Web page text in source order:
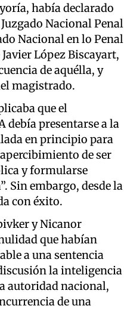
había declarado
Nacional Penal
Nacional en lo Penal
López Biscayart,
de aquélla, y
magistrado.
que el
debía presentarse a la
en principio para
de ser
y formularse
Sin embargo, desde la
con éxito.
y Nicanor
que habían
a una sentencia
la inteligencia
autoridad nacional,
de una